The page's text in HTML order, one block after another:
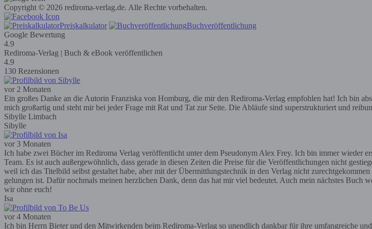
Copyright © 2026 rediroma-verlag.de. Alle Rechte vorbehalten.
Preiskalkulator
Buchveröffentlichung
Google Bewertung
4.9
Rediroma-Verlag | Buch & eBook veröffentlichen
4.9
130 Rezensionen
vor 2 Monaten
Ein großes Danke an die Autorin Franziska von Homburg, die mir den Rediroma-Verlag empfohlen hat! Ich bin
mich großartig und steht mir bei jeder Frage mit Rat und Tat zur Seite. Die Abläufe sind superstrukturiert und
Sibylle Limbach
Sibylle
vor 3 Monaten
Ich habe zwei Bücher im Rediroma Verlag veröffentlicht unter dem Pseudonym Alex Frey. Ich bin immer wieder
Team. Es ist auch außergewöhnlich, dass gerade in diesen Zeiten die Preise für die Veröffentlichungen nicht
weil ich das Titelbild selbst gestaltet habe, aber mit der Übermittlungstechnik in den Verlag nicht
gelungen ist. Dafür nochmals meinen herzlichen Dank, denn das hat mir viel bedeutet. Auch mein nächstes Buch
wir ohne euch!
Isa
vor 4 Monaten
Ich bin Herrn Bieter und den Mitwirkenden beim Rediroma-Verlag so unendlich dankbar für ihre umfangreiche